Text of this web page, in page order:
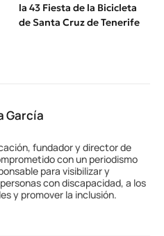
la 43 Fiesta de la Bicicleta
de Santa Cruz de Tenerife
García
fundador y director de
con un periodismo
para visibilizar y
con discapacidad, a los
y promover la inclusión.